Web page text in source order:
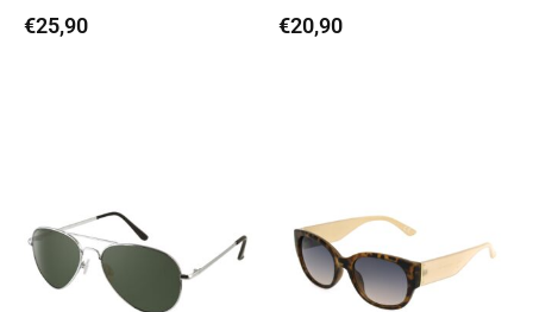
€25,90
€20,90